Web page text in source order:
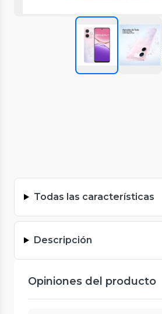
Todas las características
Descripción
Opiniones del producto